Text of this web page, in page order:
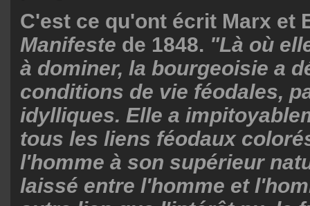
C'est ce qu'ont écrit Marx et
Manifeste de 1848. "Là où
à dominer, la bourgeoisie a
conditions de vie féodales,
idylliques. Elle a
tous les liens féodaux
l'homme à son supérieur
laissé entre l'homme et